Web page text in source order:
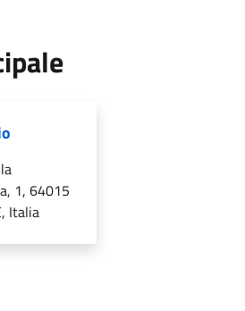
1, 64015
Italia